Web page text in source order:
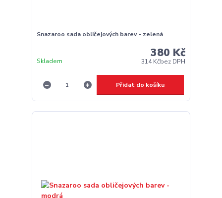
Snazaroo sada obličejových barev - zelená
380 Kč
314 Kčbez DPH
Skladem
Přidat do košíku